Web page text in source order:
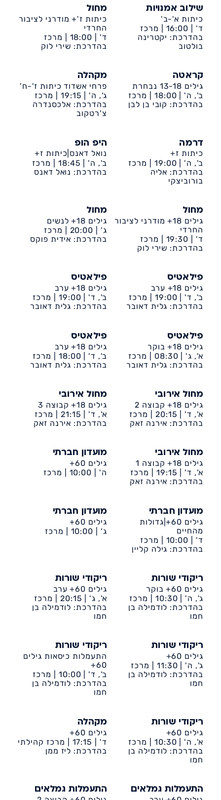
שילוב אמנויות
כיתות א'-ב'
ד' | 16:00 |
מרכז
קהילתי דיונה
בהדרכת: יקטרינה
בולטוב
מחול
כיתות ז'+ מודרני לציבור
החרדי
ד' | 18:00 |
מרכז
קהילתי דיונה
בהדרכת: שירי לוק
קראטה
גילים 13-18 נבחרת
ב', ה' | 18:00 |
מרכז
קהילתי דיונה
בהדרכת: קובי בן לבן
מקהלה
פרחי אשדוד כיתות ז'-ח'
ג', ה' | 19:15 |
מרכז
קהילתי דיונה
בהדרכת: אלכסנדרה
צ'רטקוב
דרמה
כיתות ז+
ב', ה' | 19:00 |
מרכז
קהילתי דיונה
בהדרכת: אליה
בורוביצקי
היפ הופ
נואל דאנס|כיתות ז+
ב', ה' | 18:45 |
מרכז
קהילתי דיונה
בהדרכת: נואל דאנס
מחול
גילים 18+ מודרני לציבור
החרדי
ד' | 19:30 |
מרכז
קהילתי דיונה
בהדרכת: שירי לוק
מחול
גילים 18+ לנשים
ג' | 20:00 |
מרכז
קהילתי דיונה
בהדרכת: אידית פוקס
פילאטיס
גילים 18+ ערב
ב', ד' | 19:00 |
מרכז
קהילתי דיונה
בהדרכת: גלית דאובר
פילאטיס
גילים 18+ ערב
ב', ד' | 19:00 |
מרכז
קהילתי דיונה
בהדרכת: גלית דאובר
פילאטיס
גילים 18+ בוקר
א', ג' | 08:30 |
מרכז
קהילתי דיונה
בהדרכת: גלית דאובר
פילאטיס
גילים 18+ ערב
ב', ד' | 18:00 |
מרכז
קהילתי דיונה
בהדרכת: גלית דאובר
מחול אירובי
גילים 18+ קבוצה 2
א', ד' | 20:15 |
מרכז
קהילתי דיונה
בהדרכת: אירנה זאק
מחול אירובי
גילים 18+ קבוצה 3
א', ד' | 21:15 |
מרכז
קהילתי דיונה
בהדרכת: אירנה זאק
מחול אירובי
גילים 18+ קבוצה 1
א', ד' | 19:15 |
מרכז
קהילתי דיונה
בהדרכת: אירנה זאק
מועדון חברתי
גילים 60+
ה' | 10:00 |
מרכז
מועדון חברתי
גילים 60+|גדולות
מהחיים
ד' | 10:00 |
מרכז
קהילתי דיונה
בהדרכת: גילה קליין
מועדון חברתי
גילים 60+
ג' | 10:00 |
מרכז
ריקודי שורות
גילים 60+ בוקר
ג', ה' | 10:30 |
מרכז
קהילתי דיונה
בהדרכת: לודמילה בן
חמו
ריקודי שורות
גילים 60+ ערב
א', ג' | 20:15 |
מרכז
קהילתי דיונה
בהדרכת: לודמילה בן
חמו
ריקודי שורות
גילים 60+
ג', ה' | 11:30 |
מרכז
קהילתי דיונה
בהדרכת: לודמילה בן
חמו
ריקודי שורות
התעמלות כיסאות גילים
60+
ב', ד' | 10:00 |
מרכז
קהילתי דיונה
בהדרכת: לודמילה בן
חמו
ריקודי שורות
גילים 60+
א', ה' | 10:30 |
מרכז
קהילתי דיונה
בהדרכת: לודמילה בן
חמו
מקהלה
גילים 60+
ד' |
17:15 |
מרכז קהילתי
דיונה
בהדרכת: ליז ממן
התעמלות גמלאים התעמלות גמלאים